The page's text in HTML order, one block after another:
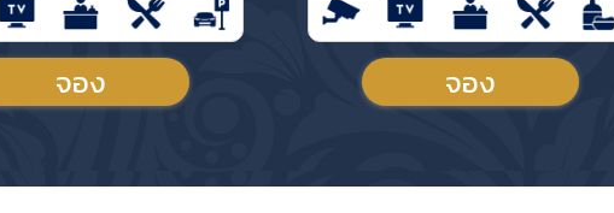
จอง จอง